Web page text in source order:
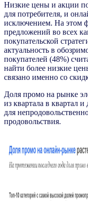
Низкие цены и акции
для потребителя, и
исключением. На этом
предложений во всех
покупательской
актуальность в
покупателей (48%)
найти более низкие
связано именно со
Доля промо на рынке
из квартала в квартал
для
продовольствия.